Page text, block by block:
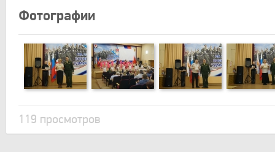
Фотографии
119 просмотров